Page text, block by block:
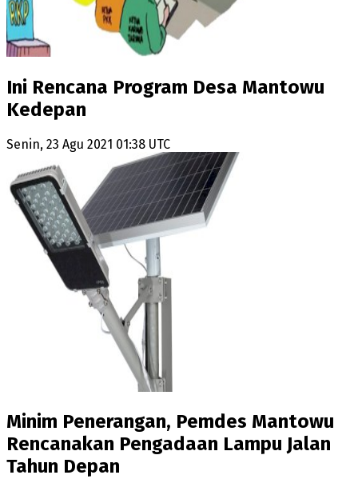
Ini Rencana Program Desa Mantowu
Kedepan
Senin, 23 Agu 2021 01:38 UTC
Minim Penerangan, Pemdes Mantowu
Rencanakan Pengadaan Lampu Jalan
Tahun Depan